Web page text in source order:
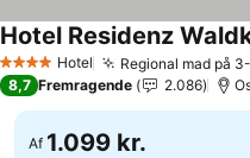
4 StjernerHotel Regional mad på
Hotel Residenz
8,7 Fremragende 2.086
Af 1.099 kr.